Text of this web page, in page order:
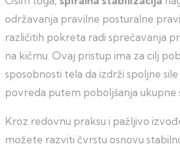
održavanja pravilne posturalne
različitih pokreta radi sprečavanja
na kičmu. Ovaj pristup ima za cilj
sposobnosti tela da izdrži spoljne
povreda putem poboljšanja ukupne
Kroz redovnu praksu i pažljivo
možete razviti čvrstu osnovu